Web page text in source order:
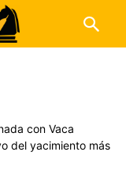
con Vaca
del yacimiento más